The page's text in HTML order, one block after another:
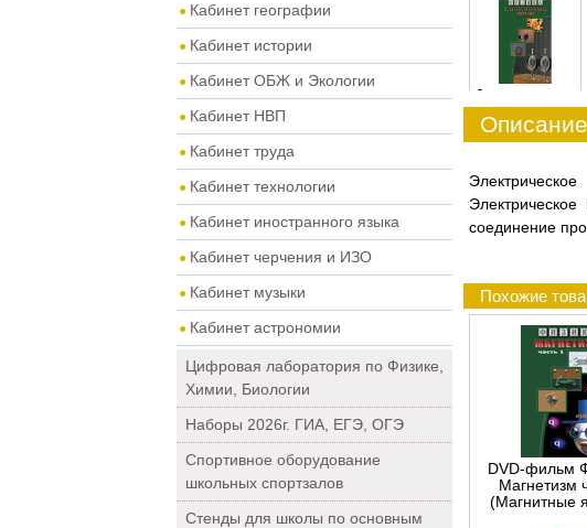
Кабинет географии
Кабинет истории
Кабинет ОБЖ и Экологии
Кабинет НВП
Кабинет труда
Кабинет технологии
Кабинет иностранного языка
Кабинет черчения и ИЗО
Кабинет музыки
Кабинет астрономии
Цифровая лаборатория по Физике,
Химии, Биологии
Наборы 2026г. ГИА, ЕГЭ, ОГЭ
Спортивное оборудование
школьных спортзалов
Стенды для школы по основным
0
Описание
соединение
Похожие
DVD-фильм
Магнетизм
(Магнитные